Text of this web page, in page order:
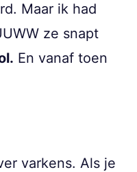
Maar ik had
ze snapt
En vanaf toen
varkens. Als je